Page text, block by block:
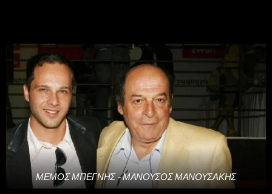
ΜΕΜΟΣ ΜΠΕΓΝΗΣ - ΜΑΝΟΥΣΟΣ ΜΑΝΟΥΣΑΚΗΣ